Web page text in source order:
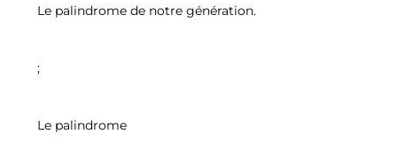
Le palindrome de notre génération.
;
Le palindrome